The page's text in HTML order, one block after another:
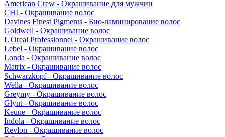
American Crew - Окрашивание для мужчин
CHI - Окрашивание волос
Davines Finest Pigments - Био-ламинирование волос
Goldwell - Окрашивание волос
L'Oreal Professionnel - Окрашивание волос
Lebel - Окрашивание волос
Londa - Окрашивание волос
Matrix - Окрашивание волос
Schwarzkopf - Окрашивание волос
Wella - Окрашивание волос
Greymy - Окрашивание волос
Glynt - Окрашивание волос
Keune - Окрашивание волос
Indola - Окрашивание волос
Revlon - Окрашивание волос